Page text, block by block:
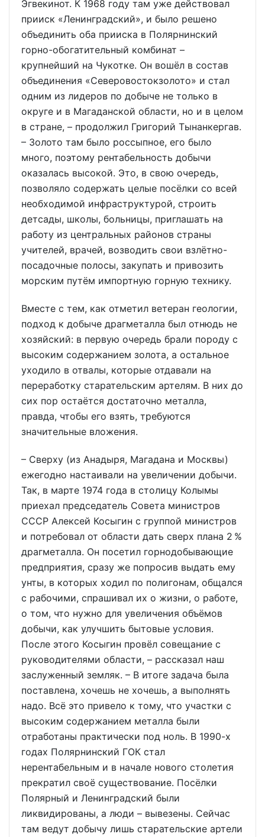
Эгвекинот. К 1968 году там уже действовал
прииск «Ленинградский», и было решено
объединить оба прииска в Полярнинский
горно-обогатительный комбинат –
крупнейший на Чукотке. Он вошёл в состав
объединения «Северовостокзолото» и стал
одним из лидеров по добыче не только в
округе и в Магаданской области, но и в целом
в стране, – продолжил Григорий Тынанкергав.
– Золото там было россыпное, его было
много, поэтому рентабельность добычи
оказалась высокой. Это, в свою очередь,
позволяло содержать целые посёлки со всей
необходимой инфраструктурой, строить
детсады, школы, больницы, приглашать на
работу из центральных районов страны
учителей, врачей, возводить свои взлётно-
посадочные полосы, закупать и привозить
морским путём импортную горную технику.
Вместе с тем, как отметил ветеран геологии,
подход к добыче драгметалла был отнюдь не
хозяйский: в первую очередь брали породу с
высоким содержанием золота, а остальное
уходило в отвалы, которые отдавали на
переработку старательским артелям. В них до
сих пор остаётся достаточно металла,
правда, чтобы его взять, требуются
значительные вложения.
– Сверху (из Анадыря, Магадана и Москвы)
ежегодно настаивали на увеличении добычи.
Так, в марте 1974 года в столицу Колымы
приехал председатель Совета министров
СССР Алексей Косыгин с группой министров
и потребовал от области дать сверх плана 2 %
драгметалла. Он посетил горнодобывающие
предприятия, сразу же попросив выдать ему
унты, в которых ходил по полигонам, общался
с рабочими, спрашивал их о жизни, о работе,
о том, что нужно для увеличения объёмов
добычи, как улучшить бытовые условия.
После этого Косыгин провёл совещание с
руководителями области, – рассказал наш
заслуженный земляк. – В итоге задача была
поставлена, хочешь не хочешь, а выполнять
надо. Всё это привело к тому, что участки с
высоким содержанием металла были
отработаны практически под ноль. В 1990-х
годах Полярнинский ГОК стал
нерентабельным и в начале нового столетия
прекратил своё существование. Посёлки
Полярный и Ленинградский были
ликвидированы, а люди – вывезены. Сейчас
там ведут добычу лишь старательские артели